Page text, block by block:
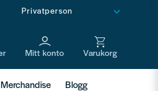
Merchandise Blogg